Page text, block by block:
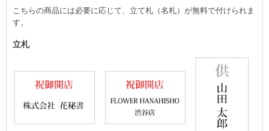
こちらの商品には必要に応じて、立て札（名札）が無料で付けられま
す。
立札